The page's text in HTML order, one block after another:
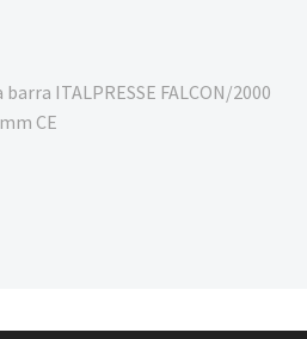
ITALPRESSE FALCON/2000
CE